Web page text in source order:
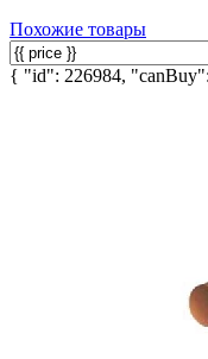
Похожие товары
{ "id": 226984,